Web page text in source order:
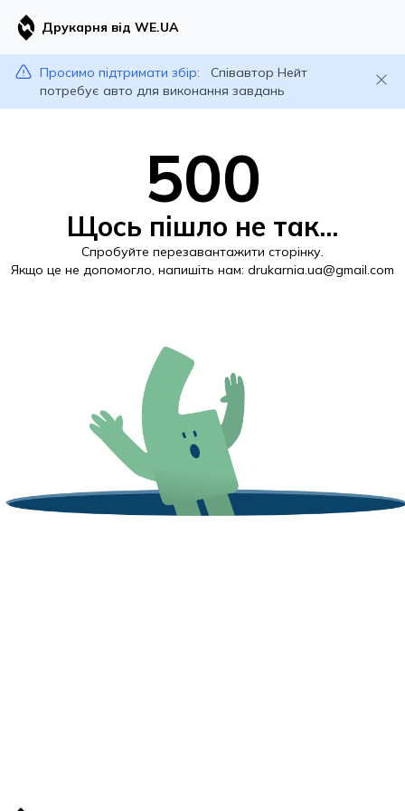
Друкарня від WE.UA
Просимо підтримати збір:
Співавтор Нейт
потребує авто для виконання завдань
500
Щось пішло не так...
Спробуйте перезавантажити сторінку.
Якщо це не допомогло, напишіть нам: drukarnia.ua@gmail.com